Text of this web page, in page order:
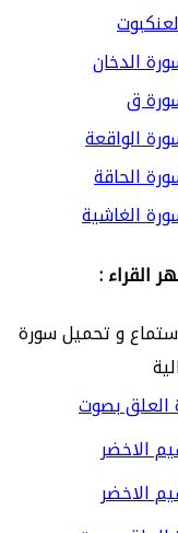
الدخان
ق
الواقعة
الحاقة
الغاشية
القراء :
و تحميل سورة
الاخضر